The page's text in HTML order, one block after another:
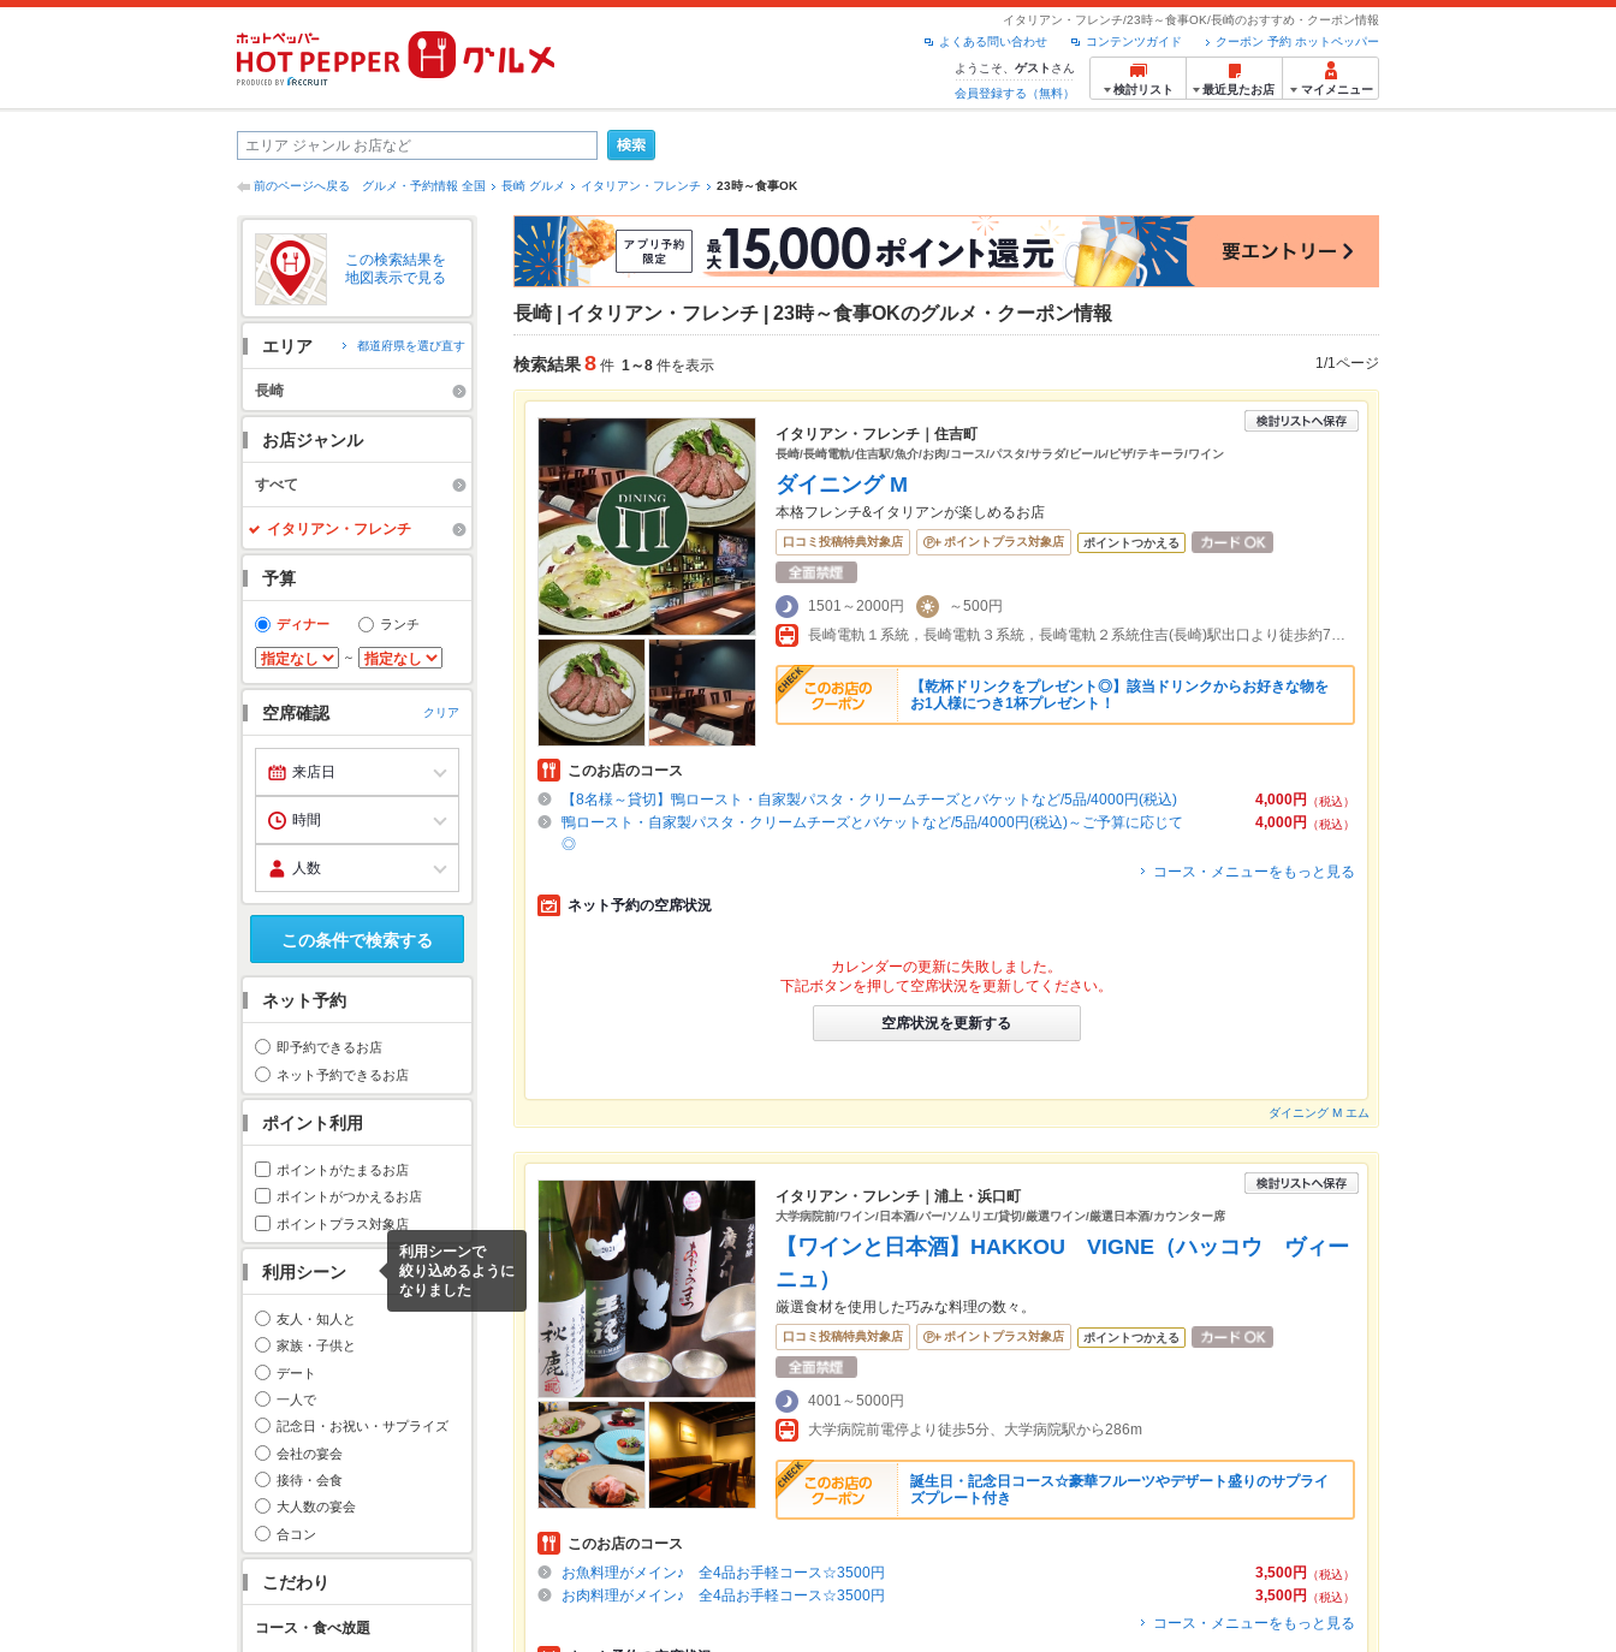
イタリアン・フレンチ/23時～食事OK/長崎のおすすめ・クーポン情報
クーポン 予約 ホットペッパー
コンテンツガイド
よくある問い合わせ
ようこそ、 ゲスト さん
会員登録する（無料）
検討リスト 最近見たお店 マイメニュー
前のページへ戻る グルメ・予約情報 全国 長崎 グルメ イタリアン・フレンチ 23時～食事OK
この検索結果を
地図表示で見る
エリア 都道府県を選び直す
長崎
お店ジャンル
すべて
イタリアン・フレンチ
予算
ディナー ランチ
～
空席確認 クリア
この条件で検索する
ネット予約
即予約できるお店
ネット予約できるお店
ポイント利用
ポイントがたまるお店
ポイントがつかえるお店
ポイントプラス対象店
利用シーン
利用シーンで
絞り込めるように
なりました
友人・知人と
家族・子供と
デート
一人で
記念日・お祝い・サプライズ
会社の宴会
接待・会食
大人数の宴会
合コン
こだわり
コース・食べ放題
長崎 | イタリアン・フレンチ | 23時～食事OKのグルメ・クーポン情報
検索結果8 件 1～8 件を表示 1/1ページ
イタリアン・フレンチ｜住吉町
長崎/長崎電軌/住吉駅/魚介/お肉/コース/パスタ/サラダ/ビール/ピザ/テキーラ/ワイン
ダイニング M
本格フレンチ&イタリアンが楽しめるお店
口コミ投稿特典対象店 ポイントプラス対象店 ポイントつかえる
1501～2000円
～500円
長崎電軌１系統，長崎電軌３系統，長崎電軌２系統住吉(長崎)駅出口より徒歩約7分/長崎で店舗貸切するならダイニング Mへ
【乾杯ドリンクをプレゼント◎】該当ドリンクからお好きな物を
お1人様につき1杯プレゼント！
このお店のコース
4,000円
（税込）
【8名様～貸切】鴨ロースト・自家製パスタ・クリームチーズとバケットなど/5品/4000円(税込)
4,000円
（税込）
鴨ロースト・自家製パスタ・クリームチーズとバケットなど/5品/4000円(税込)～ご予算に応じて
◎
コース・メニューをもっと見る
ネット予約の空席状況
カレンダーの更新に失敗しました。
下記ボタンを押して空席状況を更新してください。
空席状況を更新する
ダイニング M エム
イタリアン・フレンチ｜浦上・浜口町
大学病院前/ワイン/日本酒/バー/ソムリエ/貸切/厳選ワイン/厳選日本酒/カウンター席
【ワインと日本酒】HAKKOU VIGNE（ハッコウ ヴィー
ニュ）
厳選食材を使用した巧みな料理の数々。
口コミ投稿特典対象店 ポイントプラス対象店 ポイントつかえる
4001～5000円
大学病院前電停より徒歩5分、大学病院駅から286m
誕生日・記念日コース☆豪華フルーツやデザート盛りのサプライ
ズプレート付き
このお店のコース
3,500円
（税込）
お魚料理がメイン♪ 全4品お手軽コース☆3500円
3,500円
（税込）
お肉料理がメイン♪ 全4品お手軽コース☆3500円
コース・メニューをもっと見る